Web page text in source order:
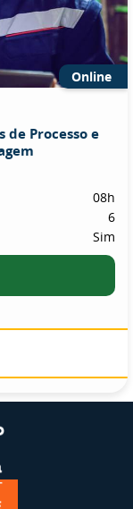
Online
de Processo e
08h
6
Sim